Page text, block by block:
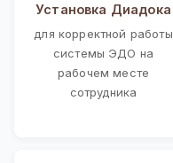
Установка Диадока
для корректной работы
системы ЭДО на
рабочем месте
сотрудника